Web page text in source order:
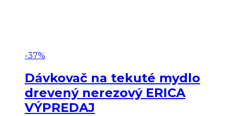
-37%
Dávkovač na tekuté mydlo
drevený nerezový ERICA
VÝPREDAJ